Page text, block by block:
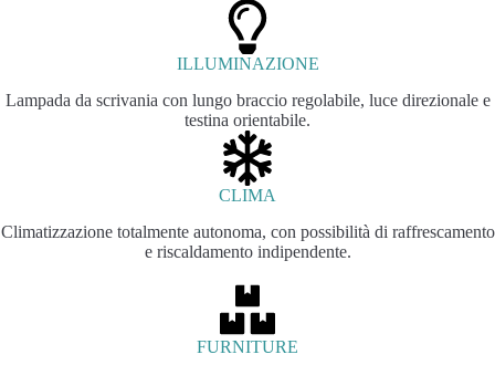
ILLUMINAZIONE
Lampada da scrivania con lungo braccio regolabile, luce direzionale e
testina orientabile.
CLIMA
Climatizzazione totalmente autonoma, con possibilità di raffrescamento
e riscaldamento indipendente.
FURNITURE